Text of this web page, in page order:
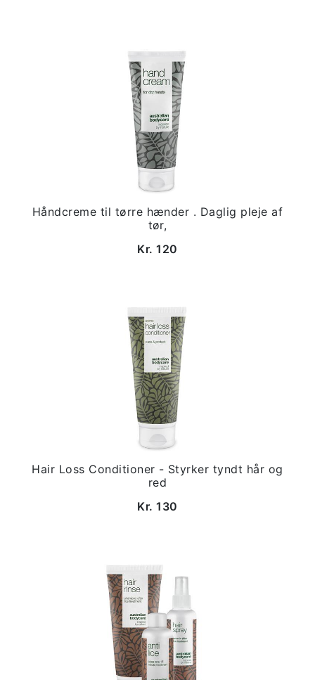
Håndcreme til tørre hænder . Daglig pleje af
tør,
Kr. 120
Hair Loss Conditioner - Styrker tyndt hår og
red
Kr. 130